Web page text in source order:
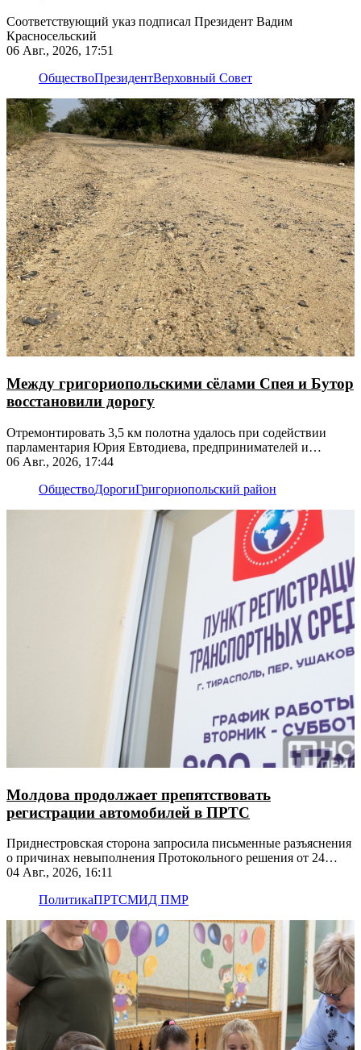
Соответствующий указ подписал Президент Вадим
Красносельский
06 Авг., 2026, 17:51
ОбществоПрезидентВерховный Совет
Между григориопольскими сёлами Спея и Бутор
восстановили дорогу
Отремонтировать 3,5 км полотна удалось при содействии
парламентария Юрия Евтодиева, предпринимателей и
жителей
06 Авг., 2026, 17:44
ОбществоДорогиГригориопольский район
Молдова продолжает препятствовать
регистрации автомобилей в ПРТС
Приднестровская сторона запросила письменные разъяснения
о причинах невыполнения Протокольного решения от 24
апреля 2018 года
04 Авг., 2026, 16:11
ПолитикаПРТСМИД ПМР